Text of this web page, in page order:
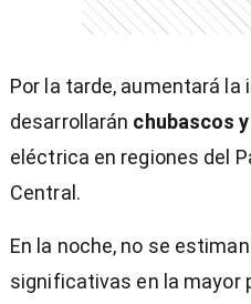
Por la tarde, aumentará la
desarrollarán chubascos
eléctrica en regiones del
Central.
En la noche, no se
significativas en la mayor